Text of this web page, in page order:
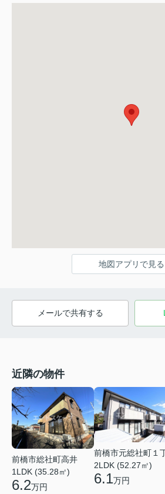
地図アプリで見る
メールで共有する
近隣の物件
前橋市総社町高井
1LDK (35.28㎡)
6.2万円
前橋市元総社町１
2LDK (52.27㎡)
6.1万円